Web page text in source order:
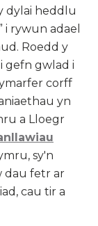
dylai heddlu
i rywun adael
Roedd y
gefn gwlad i
corff
yn
a Lloegr
sy'n
dau fetr ar
cau tir a